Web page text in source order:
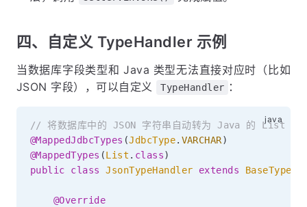
四、自定义 TypeHandler 示例
当数据库字段类型和 Java 类型无法直接对应时（比如
JSON 字段），可以自定义
TypeHandler ：
// 将数据库中的 JSON 字符串自动转为 Java 的 List
@MappedJdbcTypes (JdbcType. VARCHAR)
@MappedTypes (List . class)
public
class JsonTypeHandler extends
@Override